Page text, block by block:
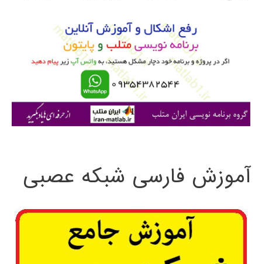
ی
آموزش فارسی شبکه عصبی